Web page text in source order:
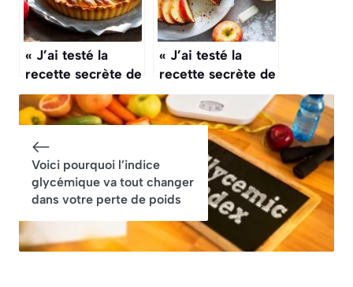
« J’ai testé la
recette secrète de
Julie Andrieu » :
elle dépasse
aux pommes
« J’ai testé la
recette secrète de
Julie Andrieu » :
son gâteau aux
pommes fait
fureur (et il est
bien meilleur
qu’une tarte aux
pommes)
Voici pourquoi l’indice
glycémique va tout changer
dans votre perte de poids